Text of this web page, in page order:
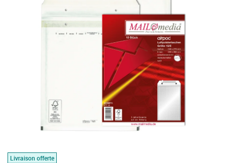
Livraison offerte